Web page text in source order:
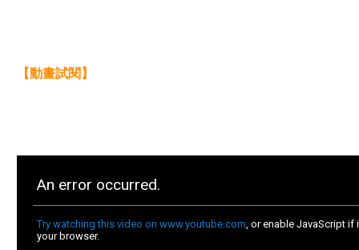
【動畫試閱】